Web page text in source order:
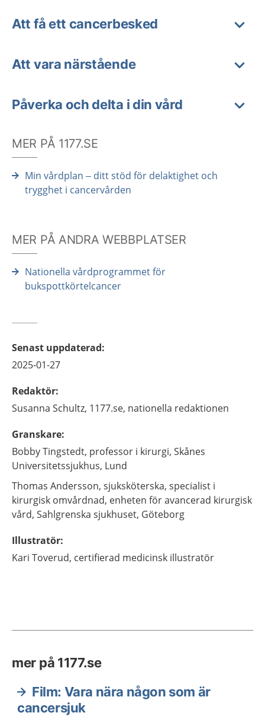
Att få ett cancerbesked
Att vara närstående
Påverka och delta i din vård
MER PÅ 1177.SE
Min vårdplan – ditt stöd för delaktighet och
trygghet i cancervården
MER PÅ ANDRA WEBBPLATSER
Nationella vårdprogrammet för
bukspottkörtelcancer
Senast uppdaterad:
2025-01-27
Redaktör:
Susanna Schultz, 1177.se, nationella redaktionen
Granskare:
BobbyTingstedt, professor i kirurgi, Skånes
Universitetssjukhus, Lund
Thomas Andersson, sjuksköterska, specialist i
kirurgisk omvårdnad, enheten för avancerad kirurgisk
vård, Sahlgrenska sjukhuset, Göteborg
Illustratör:
Kari Toverud, certifierad medicinsk illustratör
mer på 1177.se
Film: Vara nära någon som är
cancersjuk